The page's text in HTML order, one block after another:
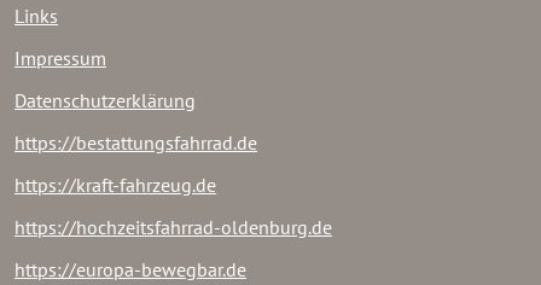
Links
Impressum
Datenschutzerklärung
https://bestattungsfahrrad.de
https://kraft-fahrzeug.de
https://hochzeitsfahrrad-oldenburg.de
https://europa-bewegbar.de